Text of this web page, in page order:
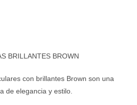
BRILLANTES BROWN
con brillantes Brown son una
de elegancia y estilo.